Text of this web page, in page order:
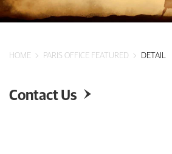
HOME PARIS OFFICE FEATURED DETAIL
Contact Us 